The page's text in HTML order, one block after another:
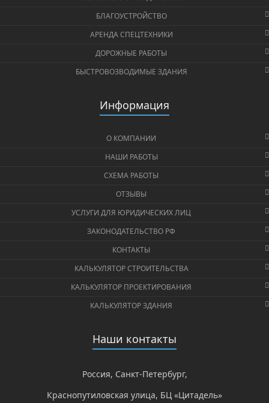
БЛАГОУСТРОЙСТВО
АРЕНДА СПЕЦТЕХНИКИ
ДОРОЖНЫЕ РАБОТЫ
БЫСТРОВОЗВОДИМЫЕ ЗДАНИЯ
Информация
О КОМПАНИИ
НАШИ РАБОТЫ
СХЕМА РАБОТЫ
ОТЗЫВЫ
УСЛУГИ ДЛЯ ЮРИДИЧЕСКИХ ЛИЦ
ЗАКОНОДАТЕЛЬСТВО РФ
КОНТАКТЫ
КАЛЬКУЛЯТОР СТРОИТЕЛЬСТВА
КАЛЬКУЛЯТОР ПРОЕКТИРОВАНИЯ
КАЛЬКУЛЯТОР ЗДАНИЯ
Наши контакты
Россия, Санкт-Петербург,
Краснопутиловская улица, БЦ «Цитадель»